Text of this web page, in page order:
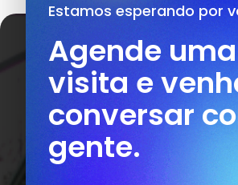
Estamos esperando por
Agende uma
visita e
conversar
gente.